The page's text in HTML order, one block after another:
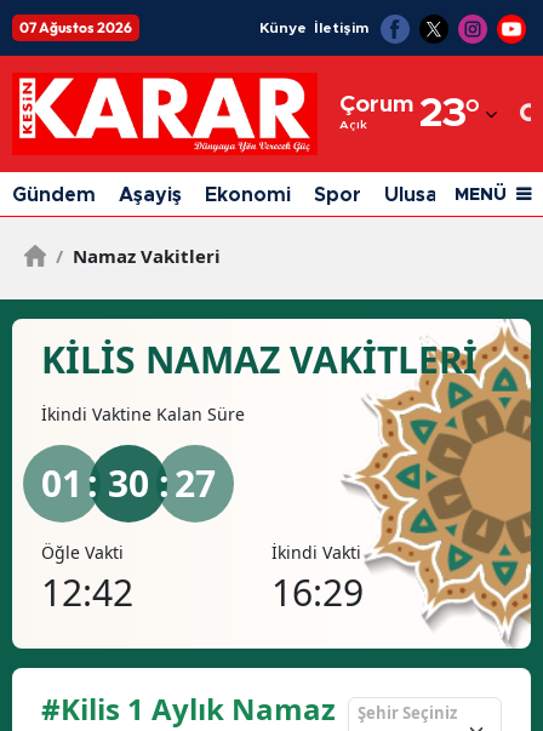
07 Ağustos 2026 Künye İletişim
Çorum
Açık 23°
Adıyaman
Afyonkarahisar
Ağrı
Ankara
Antalya
Artvin
Aydın
Balıkesir
Bilecik
Bitlis
Bolu
Gündem Aşayiş Ekonomi Spor Ulusal Siyaset
MENÜ
/ Namaz Vakitleri
KILIS NAMAZ VAKİTLERİ
İkindi Vaktine Kalan Süre
01 : 30 :26
Öğle Vakti
12:42
İkindi Vakti
16:29
#Kilis 1 Aylık Namaz
Şehir Seçiniz